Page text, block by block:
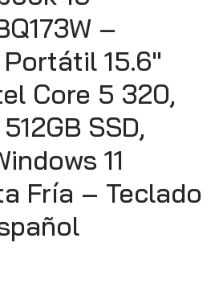
–
15.6″
Core 5 320,
SSD,
11
Fría – Teclado